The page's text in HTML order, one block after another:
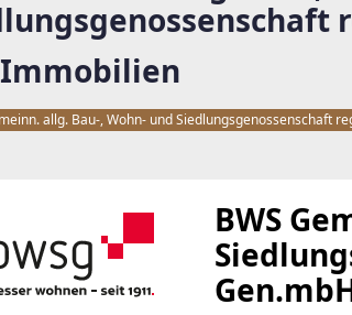
Immobilien
allg. Bau-, Wohn- und Siedlungsgenossenschaft
BWS